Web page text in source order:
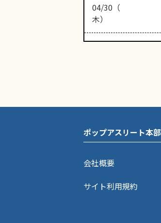
04/30（
木）
ポップアスリート本部
会社概要
サイト利用規約